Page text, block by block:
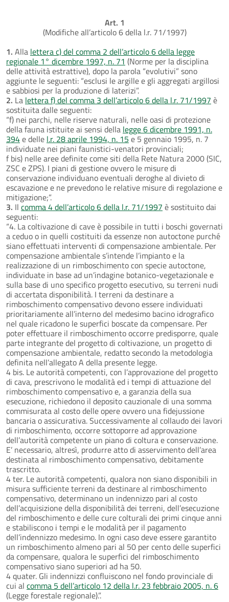
Art. 1
(Modifiche all’articolo 6 della l.r. 71/1997)
1. Alla lettera c) del comma 2 dell’articolo 6 della legge
regionale 1° dicembre 1997, n. 71 (Norme per la disciplina
delle attività estrattive), dopo la parola “evolutivi” sono
aggiunte le seguenti: “esclusi le argille e gli aggregati argillosi
e sabbiosi per la produzione di laterizi”.
2. La lettera f) del comma 3 dell’articolo 6 della l.r. 71/1997 è
sostituita dalle seguenti:
“f) nei parchi, nelle riserve naturali, nelle oasi di protezione
della fauna istituite ai sensi della legge 6 dicembre 1991, n.
394e delle l.r. 28 aprile 1994, n. 15 e 5 gennaio 1995, n. 7
individuate nei piani faunistici-venatori provinciali;
f bis) nelle aree definite come siti della Rete Natura 2000 (SIC,
ZSC e ZPS). I piani di gestione ovvero le misure di
conservazione individuano eventuali deroghe al divieto di
escavazione e ne prevedono le relative misure di regolazione e
mitigazione;”.
3. Il comma 4 dell’articolo 6 della l.r. 71/1997 è sostituito dai
seguenti:
“4. La coltivazione di cave è possibile in tutti i boschi governati
a ceduo o in quelli costituiti da essenze non autoctone purché
siano effettuati interventi di compensazione ambientale. Per
compensazione ambientale s’intende l’impianto e la
realizzazione di un rimboschimento con specie autoctone,
individuate in base ad un’indagine botanico-vegetazionale e
sulla base di uno specifico progetto esecutivo, su terreni nudi
di accertata disponibilità. I terreni da destinare a
rimboschimento compensativo devono essere individuati
prioritariamente all’interno del medesimo bacino idrografico
nel quale ricadono le superfici boscate da compensare. Per
poter effettuare il rimboschimento occorre predisporre, quale
parte integrante del progetto di coltivazione, un progetto di
compensazione ambientale, redatto secondo la metodologia
definita nell’allegato A della presente legge.
4 bis. Le autorità competenti, con l’approvazione del progetto
di cava, prescrivono le modalità ed i tempi di attuazione del
rimboschimento compensativo e, a garanzia della sua
esecuzione, richiedono il deposito cauzionale di una somma
commisurata al costo delle opere ovvero una fidejussione
bancaria o assicurativa. Successivamente al collaudo dei lavori
di rimboschimento, occorre sottoporre ad approvazione
dell’autorità competente un piano di coltura e conservazione.
E’ necessario, altresì, produrre atto di asservimento dell’area
destinata al rimboschimento compensativo, debitamente
trascritto.
4 ter. Le autorità competenti, qualora non siano disponibili in
misura sufficiente terreni da destinare al rimboschimento
compensativo, determinano un indennizzo pari al costo
dell’acquisizione della disponibilità dei terreni, dell’esecuzione
del rimboschimento e delle cure colturali dei primi cinque anni
e stabiliscono i tempi e le modalità per il pagamento
dell’indennizzo medesimo. In ogni caso deve essere garantito
un rimboschimento almeno pari al 50 per cento delle superfici
da compensare, qualora le superfici del rimboschimento
compensativo siano superiori ad ha 50.
4 quater. Gli indennizzi confluiscono nel fondo provinciale di
cui al comma 5 dell’articolo 12 della l.r. 23 febbraio 2005, n. 6
(Legge forestale regionale).”.